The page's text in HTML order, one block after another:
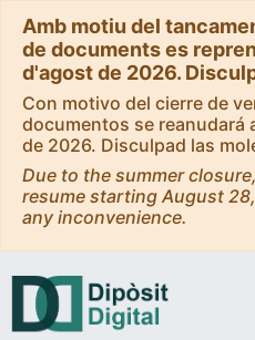
Amb motiu del
de documents es
d'agost de 2026.
Con motivo del cierre de
documentos se reanudará
de 2026. Disculpad las
Due to the summer
resume starting August
any inconvenience.